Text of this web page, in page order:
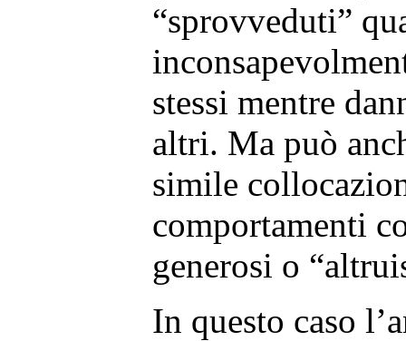
“sprovveduti”
stessi mentre
altri. Ma può
simile
comportamenti
generosi o
In questo caso